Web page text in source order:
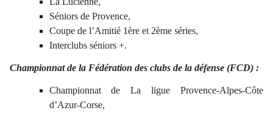
Séniors de Provence,
Coupe de l’Amitié 1ère et 2ème séries,
Interclubs séniors +.
Championnat de la Fédération des clubs de la défense (FCD) :
Championnat de La ligue Provence-Alpes-Côte
d’Azur-Corse,